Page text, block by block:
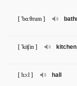
[ 'bɑ:θrum ]
kitchen
[ 'kiʧin ]
hall
[ hɔ:l ]